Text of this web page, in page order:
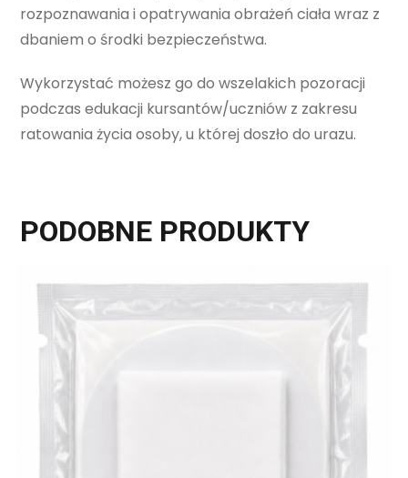
rozpoznawania i opatrywania obrażeń ciała wraz z
dbaniem o środki bezpieczeństwa.
Wykorzystać możesz go do wszelakich pozoracji
podczas edukacji kursantów/uczniów z zakresu
ratowania życia osoby, u której doszło do urazu.
PODOBNE PRODUKTY